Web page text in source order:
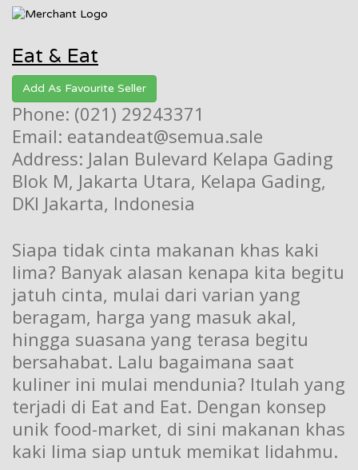
Eat & Eat
Add As Favourite Seller
Phone: (021) 29243371
Email: eatandeat@semua.sale
Address: Jalan Bulevard Kelapa Gading
Blok M, Jakarta Utara, Kelapa Gading,
DKI Jakarta, Indonesia
Siapa tidak cinta makanan khas kaki
lima? Banyak alasan kenapa kita begitu
jatuh cinta, mulai dari varian yang
beragam, harga yang masuk akal,
hingga suasana yang terasa begitu
bersahabat. Lalu bagaimana saat
kuliner ini mulai mendunia? Itulah yang
terjadi di Eat and Eat. Dengan konsep
unik food-market, di sini makanan khas
kaki lima siap untuk memikat lidahmu.